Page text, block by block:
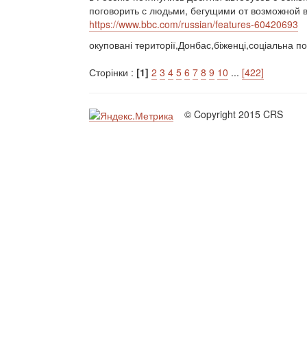
поговорить с людьми, бегущими от возможной
https://www.bbc.com/russian/features-60420693
окуповані території,Донбас,біженці,соціальна
Сторінки : [1] 2 3 4 5 6 7 8 9 10 ... [422]
© Copyright 2015 CRS